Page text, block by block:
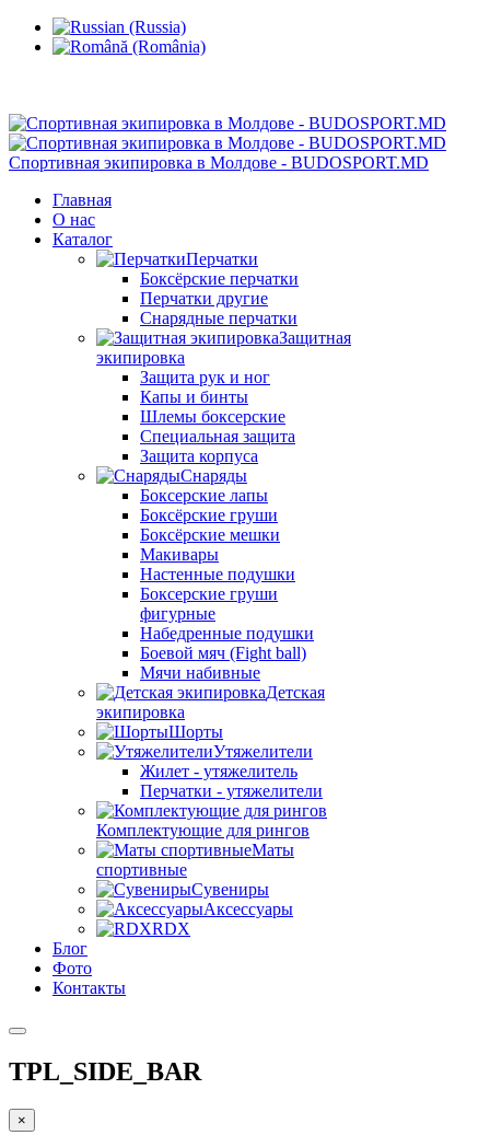
Спортивная экипировка в Молдове - BUDOSPORT.MD
Главная
О нас
Каталог
Перчатки
Боксёрские перчатки
Перчатки другие
Снарядные перчатки
Защитная
экипировка
Защита рук и ног
Капы и бинты
Шлемы боксерские
Специальная защита
Защита корпуса
Снаряды
Боксерские лапы
Боксёрские груши
Боксёрские мешки
Макивары
Настенные подушки
Боксерские груши
фигурные
Набедренные подушки
Боевой мяч (Fight ball)
Мячи набивные
Детская
экипировка
Шорты
Утяжелители
Жилет - утяжелитель
Перчатки - утяжелители
Комплектующие для рингов
Маты
спортивные
Сувениры
Аксессуары
RDX
Блог
Фото
Контакты
TPL_SIDE_BAR
×